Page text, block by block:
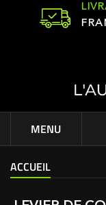
MENU
ACCUEIL